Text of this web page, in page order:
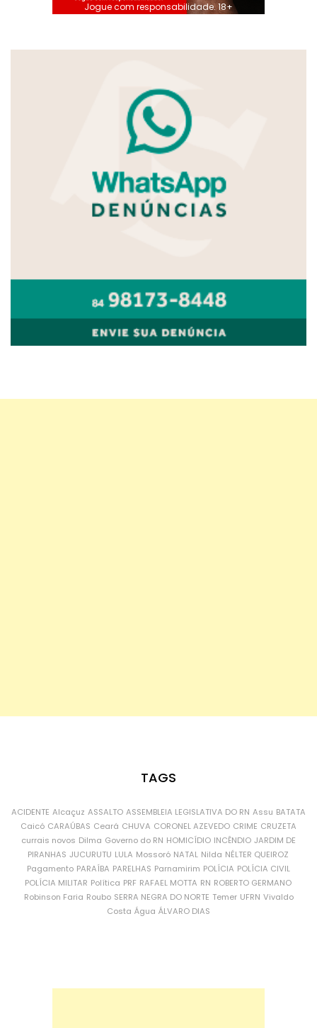
Jogue com responsabilidade. 18+
TAGS
ACIDENTE Alcaçuz ASSALTO ASSEMBLEIA LEGISLATIVA DO RN Assu BATATA
Caicó CARAÚBAS Ceará CHUVA CORONEL AZEVEDO CRIME CRUZETA
currais novos Dilma Governo do RN HOMICÍDIO INCÊNDIO JARDIM DE
PIRANHAS JUCURUTU LULA Mossoró NATAL Nilda NÉLTER QUEIROZ
Pagamento PARAÍBA PARELHAS Parnamirim POLÍCIA POLÍCIA CIVIL
POLÍCIA MILITAR Política PRF RAFAEL MOTTA RN ROBERTO GERMANO
Robinson Faria Roubo SERRA NEGRA DO NORTE Temer UFRN Vivaldo
Costa Água ÁLVARO DIAS